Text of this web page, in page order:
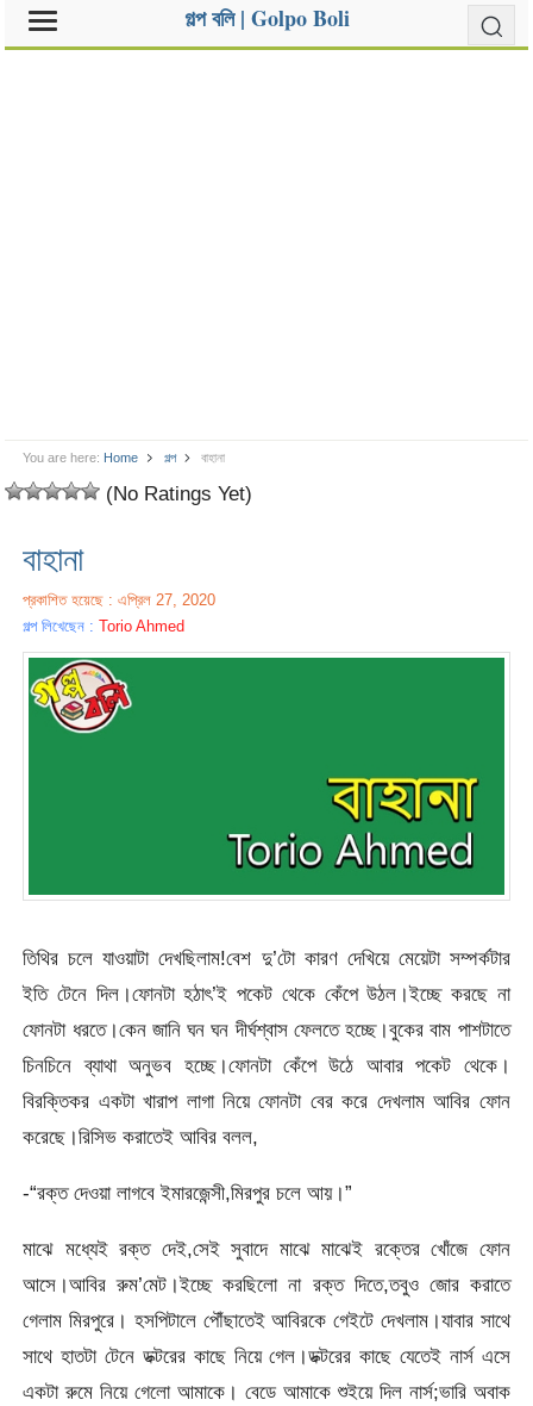
গল্প বলি | Golpo Boli
You are here: Home গল্প বাহানা
(No Ratings Yet)
বাহানা
প্রকাশিত হয়েছে : এপ্রিল 27, 2020
গল্প লিখেছেন :Torio Ahmed
তিথির চলে যাওয়াটা দেখছিলাম!বেশ দু’টো কারণ দেখিয়ে মেয়েটা সম্পর্কটার
ইতি টেনে দিল।ফোনটা হঠাৎ’ই পকেট থেকে কেঁপে উঠল।ইচ্ছে করছে না
ফোনটা ধরতে।কেন জানি ঘন ঘন দীর্ঘশ্বাস ফেলতে হচ্ছে।বুকের বাম পাশটাতে
চিনচিনে ব্যাথা অনুভব হচ্ছে।ফোনটা কেঁপে উঠে আবার পকেট থেকে।
বিরক্তিকর একটা খারাপ লাগা নিয়ে ফোনটা বের করে দেখলাম আবির ফোন
করেছে।রিসিভ করাতেই আবির বলল,
-“রক্ত দেওয়া লাগবে ইমারজেন্সী,মিরপুর চলে আয়।”
মাঝে মধ্যেই রক্ত দেই,সেই সুবাদে মাঝে মাঝেই রক্তের খোঁজে ফোন
আসে।আবির রুম’মেট।ইচ্ছে করছিলো না রক্ত দিতে,তবুও জোর করাতে
গেলাম মিরপুরে। হসপিটালে পৌঁছাতেই আবিরকে গেইটে দেখলাম।যাবার সাথে
সাথে হাতটা টেনে ডক্টরের কাছে নিয়ে গেল।ডক্টরের কাছে যেতেই নার্স এসে
একটা রুমে নিয়ে গেলো আমাকে। বেডে আমাকে শুইয়ে দিল নার্স;ভারি অবাক